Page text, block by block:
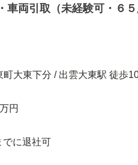
車両引取（未経験可・６
町大東下分 / 出雲大東駅 徒歩
円
でに退社可